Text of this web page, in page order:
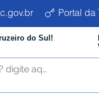
Portal da
do Sul!